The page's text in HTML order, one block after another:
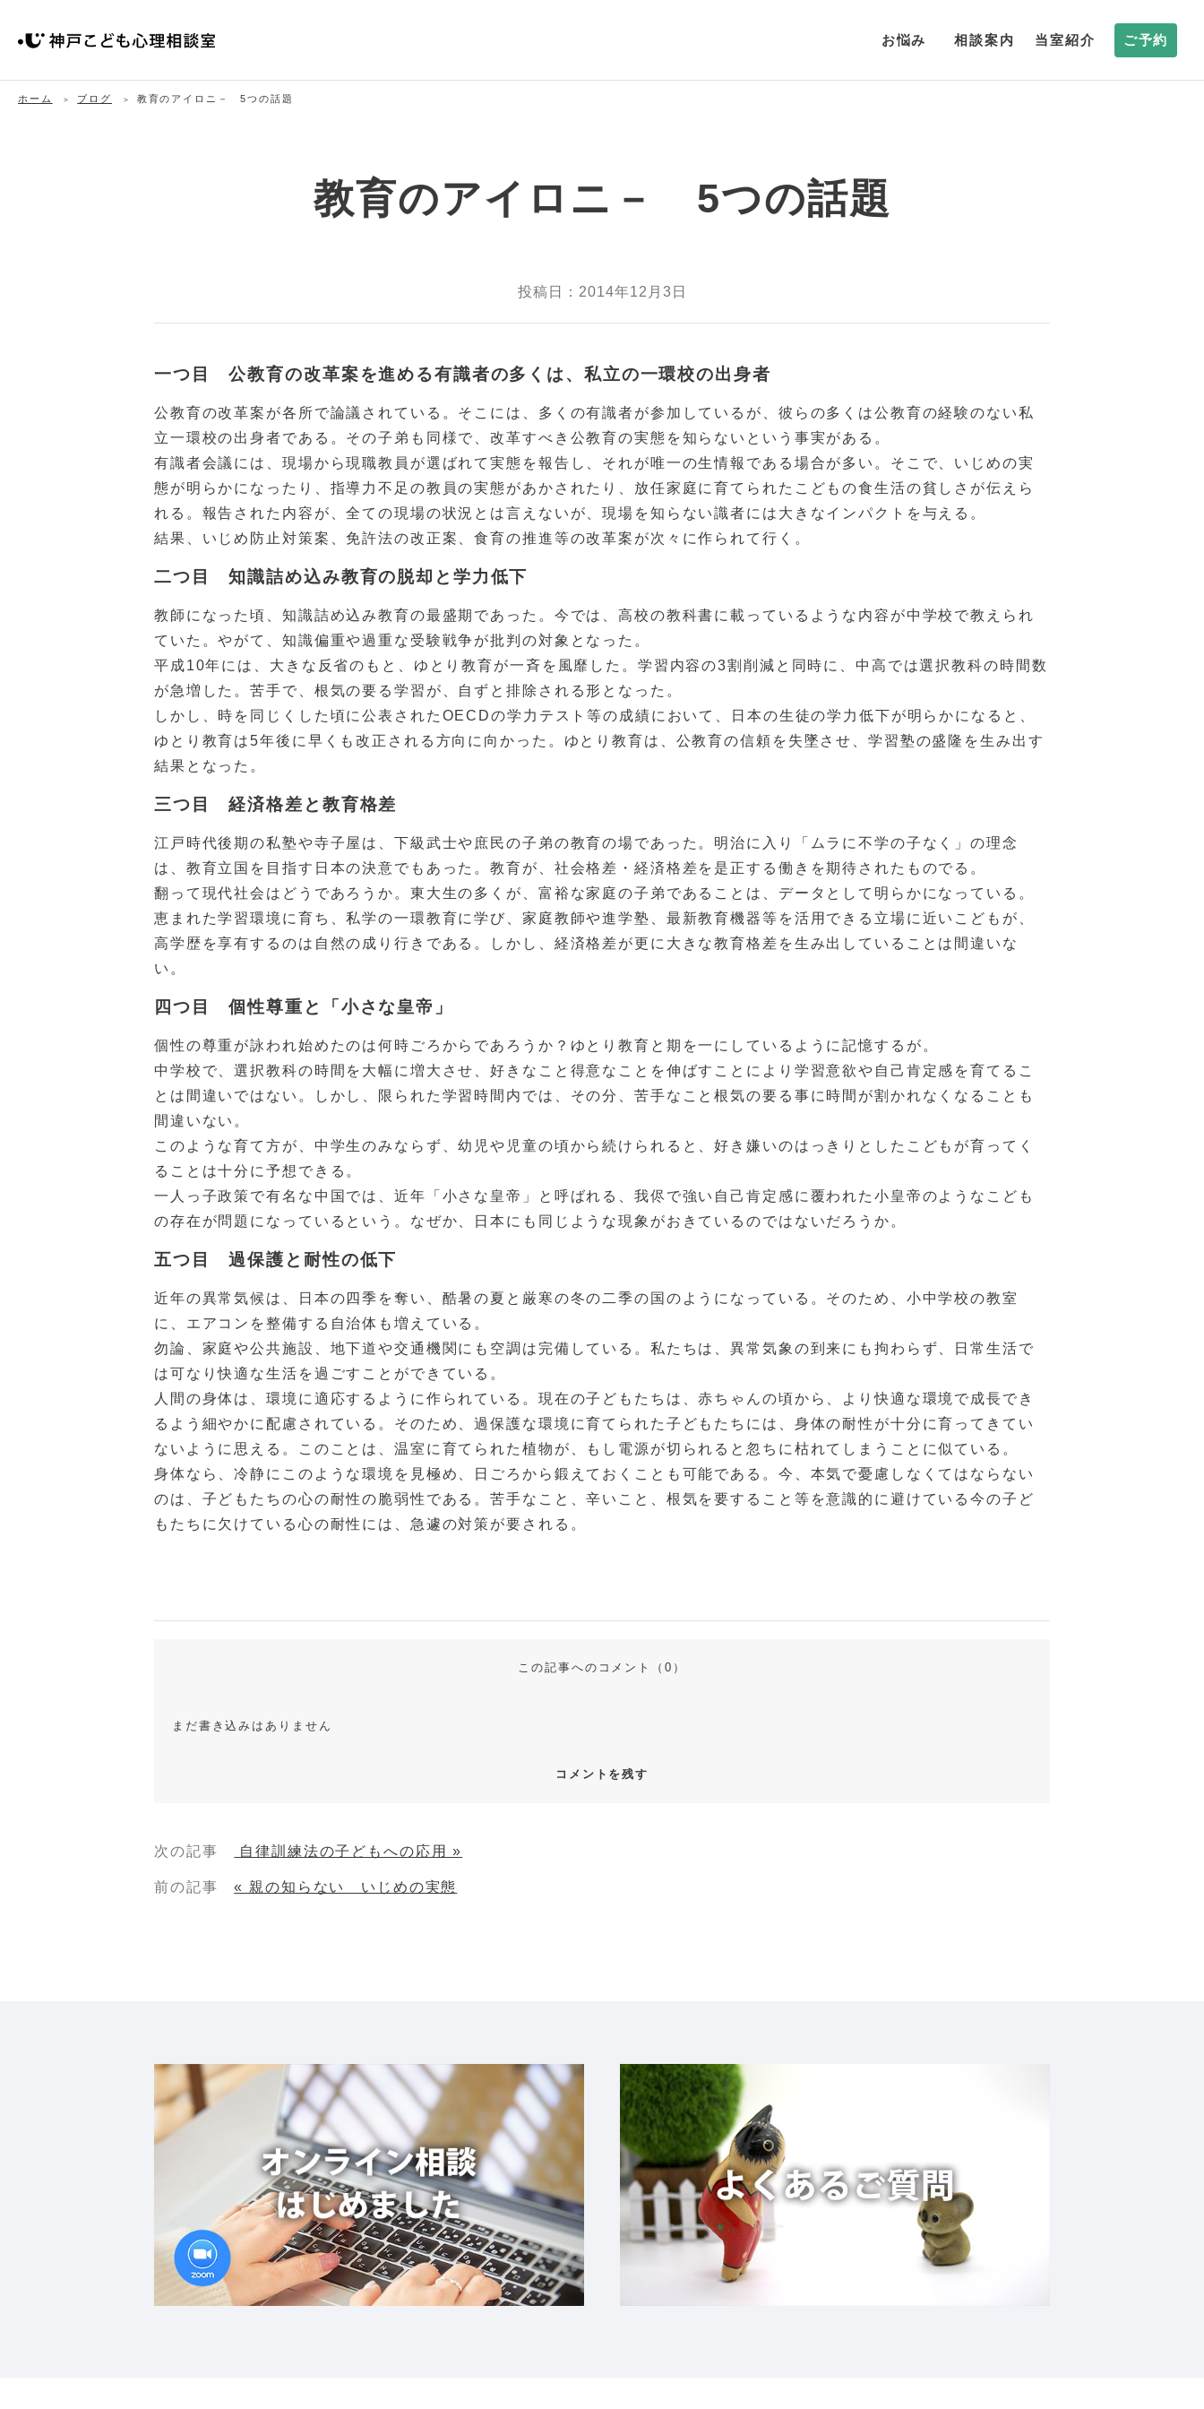
お悩み 相談案内 当室紹介 ご予約
ホーム ブログ 教育のアイロニ－ 5つの話題
教育のアイロニ－ 5つの話題
投稿日：2014年12月3日
一つ目 公教育の改革案を進める有識者の多くは、私立の一環校の出身者
公教育の改革案が各所で論議されている。そこには、多くの有識者が参加しているが、彼らの多くは公教育の経験のない私
立一環校の出身者である。その子弟も同様で、改革すべき公教育の実態を知らないという事実がある。
有識者会議には、現場から現職教員が選ばれて実態を報告し、それが唯一の生情報である場合が多い。そこで、いじめの実
態が明らかになったり、指導力不足の教員の実態があかされたり、放任家庭に育てられたこどもの食生活の貧しさが伝えら
れる。報告された内容が、全ての現場の状況とは言えないが、現場を知らない識者には大きなインパクトを与える。
結果、いじめ防止対策案、免許法の改正案、食育の推進等の改革案が次々に作られて行く。
二つ目 知識詰め込み教育の脱却と学力低下
教師になった頃、知識詰め込み教育の最盛期であった。今では、高校の教科書に載っているような内容が中学校で教えられ
ていた。やがて、知識偏重や過重な受験戦争が批判の対象となった。
平成10年には、大きな反省のもと、ゆとり教育が一斉を風靡した。学習内容の3割削減と同時に、中高では選択教科の時間数
が急増した。苦手で、根気の要る学習が、自ずと排除される形となった。
しかし、時を同じくした頃に公表されたOECDの学力テスト等の成績において、日本の生徒の学力低下が明らかになると、
ゆとり教育は5年後に早くも改正される方向に向かった。ゆとり教育は、公教育の信頼を失墜させ、学習塾の盛隆を生み出す
結果となった。
三つ目 経済格差と教育格差
江戸時代後期の私塾や寺子屋は、下級武士や庶民の子弟の教育の場であった。明治に入り「ムラに不学の子なく」の理念
は、教育立国を目指す日本の決意でもあった。教育が、社会格差・経済格差を是正する働きを期待されたものでる。
翻って現代社会はどうであろうか。東大生の多くが、富裕な家庭の子弟であることは、データとして明らかになっている。
恵まれた学習環境に育ち、私学の一環教育に学び、家庭教師や進学塾、最新教育機器等を活用できる立場に近いこどもが、
高学歴を享有するのは自然の成り行きである。しかし、経済格差が更に大きな教育格差を生み出していることは間違いな
い。
四つ目 個性尊重と「小さな皇帝」
個性の尊重が詠われ始めたのは何時ごろからであろうか？ゆとり教育と期を一にしているように記憶するが。
中学校で、選択教科の時間を大幅に増大させ、好きなこと得意なことを伸ばすことにより学習意欲や自己肯定感を育てるこ
とは間違いではない。しかし、限られた学習時間内では、その分、苦手なこと根気の要る事に時間が割かれなくなることも
間違いない。
このような育て方が、中学生のみならず、幼児や児童の頃から続けられると、好き嫌いのはっきりとしたこどもが育ってく
ることは十分に予想できる。
一人っ子政策で有名な中国では、近年「小さな皇帝」と呼ばれる、我侭で強い自己肯定感に覆われた小皇帝のようなこども
の存在が問題になっているという。なぜか、日本にも同じような現象がおきているのではないだろうか。
五つ目 過保護と耐性の低下
近年の異常気候は、日本の四季を奪い、酷暑の夏と厳寒の冬の二季の国のようになっている。そのため、小中学校の教室
に、エアコンを整備する自治体も増えている。
勿論、家庭や公共施設、地下道や交通機関にも空調は完備している。私たちは、異常気象の到来にも拘わらず、日常生活で
は可なり快適な生活を過ごすことができている。
人間の身体は、環境に適応するように作られている。現在の子どもたちは、赤ちゃんの頃から、より快適な環境で成長でき
るよう細やかに配慮されている。そのため、過保護な環境に育てられた子どもたちには、身体の耐性が十分に育ってきてい
ないように思える。このことは、温室に育てられた植物が、もし電源が切られると忽ちに枯れてしまうことに似ている。
身体なら、冷静にこのような環境を見極め、日ごろから鍛えておくことも可能である。今、本気で憂慮しなくてはならない
のは、子どもたちの心の耐性の脆弱性である。苦手なこと、辛いこと、根気を要すること等を意識的に避けている今の子ど
もたちに欠けている心の耐性には、急遽の対策が要される。
この記事へのコメント（ 0 ）
まだ書き込みはありません
コメントを残す
次の記事 自律訓練法の子どもへの応用 »
前の記事 « 親の知らない いじめの実態